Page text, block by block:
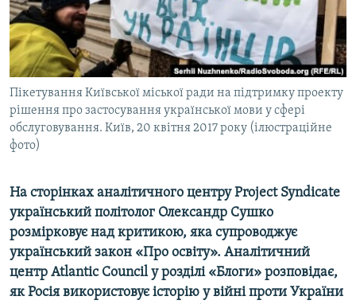
ВІДЕОУРОКИ «ELIFBE»
СВІДЧЕННЯ ОКУПАЦІЇ
УКРАЇНСЬКА ПРОБЛЕМА КРИМУ
ІНФОГРАФІКА
Русский
Qırımtatar
ДОЛУЧАЙСЯ!
Пікетування Київської міської ради на підтримку проекту
рішення про застосування української мови у сфері
обслуговування. Київ, 20 квітня 2017 року (ілюстраційне
фото)
На сторінках аналітичного центру Project Syndicate
український політолог Олександр Сушко
розмірковує над критикою, яка супроводжує
український закон «Про освіту». Аналітичний
центр Atlantic Council у розділі «Блоги» розповідає,
як Росія використовує історію у війні проти України